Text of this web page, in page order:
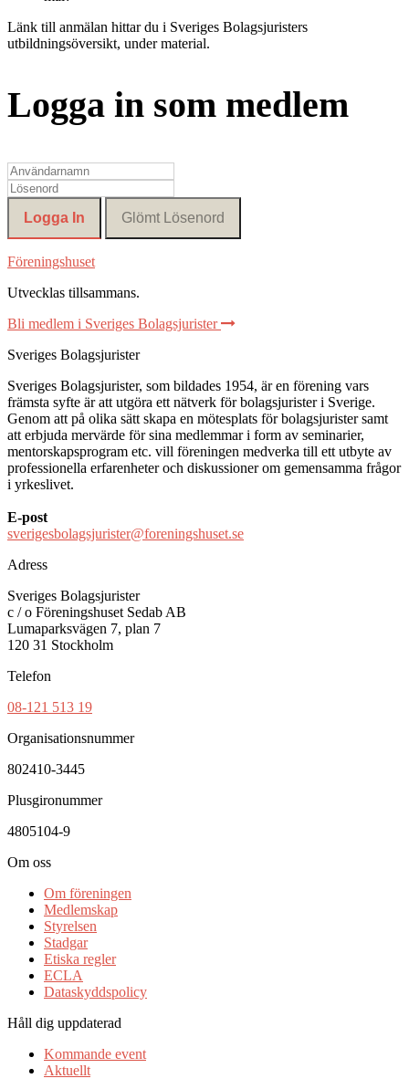
Länk till anmälan hittar du i Sveriges Bolagsjuristers
utbildningsöversikt, under material.
Logga in som medlem
Föreningshuset
Utvecklas tillsammans.
Bli medlem i Sveriges Bolagsjurister
Sveriges Bolagsjurister
Sveriges Bolagsjurister, som bildades 1954, är en förening vars
främsta syfte är att utgöra ett nätverk för bolagsjurister i Sverige.
Genom att på olika sätt skapa en mötesplats för bolagsjurister samt
att erbjuda mervärde för sina medlemmar i form av seminarier,
mentorskapsprogram etc. vill föreningen medverka till ett utbyte av
professionella erfarenheter och diskussioner om gemensamma frågor
i yrkeslivet.
E-post
sverigesbolagsjurister@foreningshuset.se
Adress
Sveriges Bolagsjurister
c / o Föreningshuset Sedab AB
Lumaparksvägen 7, plan 7
120 31 Stockholm
Telefon
08-121 513 19
Organisationsnummer
802410-3445
Plusgironummer
4805104-9
Om oss
Om föreningen
Medlemskap
Styrelsen
Stadgar
Etiska regler
ECLA
Dataskyddspolicy
Håll dig uppdaterad
Kommande event
Aktuellt